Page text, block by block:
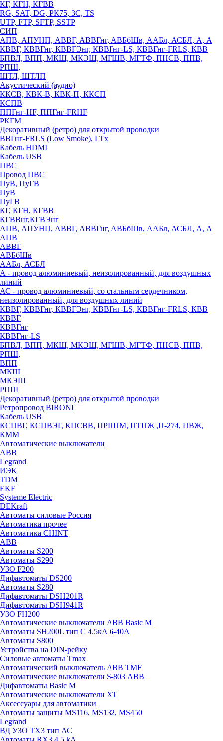
КГ, КГН, КГВВ
RG, SAT, DG, РК75, 3С, TS
UTP, FTP, SFTP, SSTP
СИП
АПВ, АПУНП, АВВГ, АВВГнг, АВБбШв, ААБл, АСБЛ, А, А
КВВГ, КВВГнг, КВВГЭнг, КВВГнг-LS, КВВГнг-FRLS, КВВ
БПВЛ, ВПП, МКШ, МКЭШ, МГШВ, МГТФ, ПНСВ, ППВ,
РПШ,
ШТЛ, ШТЛП
Акустический (аудио)
ККСВ, КВК-В, КВК-П, ККСП
КСПВ
ППГнг-HF, ППГнг-FRHF
РКГМ
Декоративный (ретро) для открытой проводки
ВВГнг-FRLS (Low Smoke), LTx
Кабель HDMI
Кабель USB
ПВС
Провод ПВС
ПуВ, ПуГВ
ПуВ
ПуГВ
КГ, КГН, КГВВ
КГВВнг,КГВЭнг
АПВ, АПУНП, АВВГ, АВВГнг, АВБбШв, ААБл, АСБЛ, А, А
АПВ
АВВГ
АВБбШв
ААБл, АСБЛ
А - провод алюминиевый, неизолированный, для воздушных
линий
АС - провод алюминиевый, со стальным сердечником,
неизолированный, для воздушных линий
КВВГ, КВВГнг, КВВГЭнг, КВВГнг-LS, КВВГнг-FRLS, КВВ
КВВГ
КВВГнг
КВВГнг-LS
БПВЛ, ВПП, МКШ, МКЭШ, МГШВ, МГТФ, ПНСВ, ППВ,
РПШ,
ВПП
МКШ
МКЭШ
РПШ
Декоративный (ретро) для открытой проводки
Ретропровод BIRONI
Кабель USB
КСПВГ, КСПВЭГ, КПСВВ, ПРППМ, ПТПЖ ,П-274, ПВЖ,
КММ
Автоматические выключатели
ABB
Legrand
ИЭК
TDM
EKF
Systeme Electric
DEKraft
Автоматы силовые Россия
Автоматика прочее
Автоматика CHINT
ABB
Автоматы S200
Автоматы S290
УЗО F200
Дифавтоматы DS200
Автоматы S280
Дифавтоматы DSH201R
Дифавтоматы DSH941R
УЗО FH200
Автоматические выключатели ABB Basic M
Автоматы SH200L тип С 4.5кА 6-40А
Автоматы S800
Устройства на DIN-рейку
Силовые автоматы Tmax
Автоматический выключатель ABB TMF
Автоматические выключатели S-803 АВВ
Дифавтоматы Basic M
Автоматические выключатели XT
Аксессуары для автоматики
Автоматы защиты MS116, MS132, MS450
Legrand
ВД УЗО TX3 тип АС
Автоматы RX3 4,5 kA